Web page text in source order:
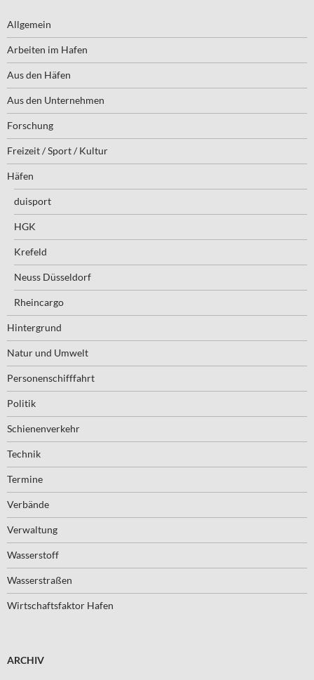
Allgemein
Arbeiten im Hafen
Aus den Häfen
Aus den Unternehmen
Forschung
Freizeit / Sport / Kultur
Häfen
duisport
HGK
Krefeld
Neuss Düsseldorf
Rheincargo
Hintergrund
Natur und Umwelt
Personenschifffahrt
Politik
Schienenverkehr
Technik
Termine
Verbände
Verwaltung
Wasserstoff
Wasserstraßen
Wirtschaftsfaktor Hafen
ARCHIV